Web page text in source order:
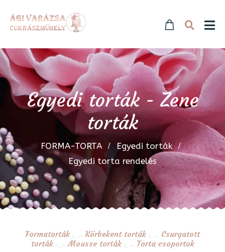
Egyedi torták - Zene
torták
FORMA-TORTA
Egyedi torták
Egyedi torta rendelés
Formatorták Körbekent torták
Csurgatott
torták
Mousse torták Torta csoportok